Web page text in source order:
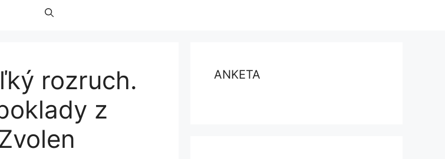
rozruch.
z
ANKETA